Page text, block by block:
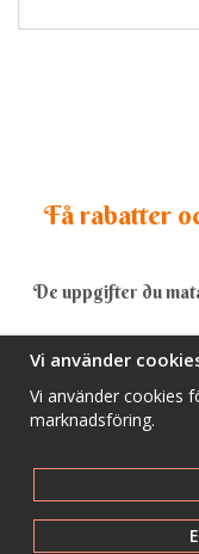
Få rabatter
De uppgifter du
Vi använder
Vi använder cookies
marknadsföring.